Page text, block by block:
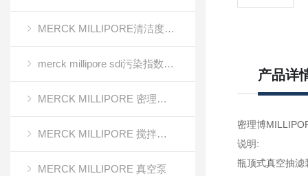
MERCK MILLIPORE清洁度检测专用膜
merck millipore sdi污染指数检测膜
MERCK MILLIPORE 密理博清洁度检测设备
MERCK MILLIPORE 搅拌式超滤装置超滤杯
MERCK MILLIPORE 真空泵
产品详
密理博
说明:
瓶顶式真空抽滤